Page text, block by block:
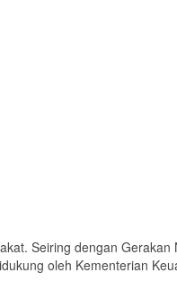
Seiring dengan
oleh Kementerian